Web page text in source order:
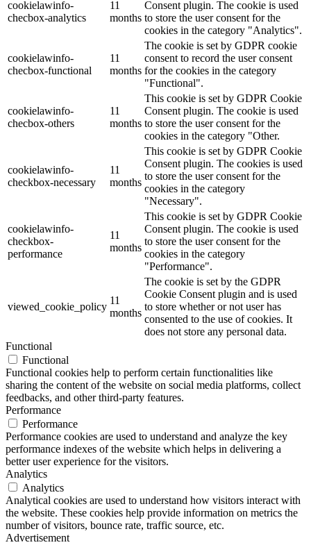
cookielawinfo-
checbox-analytics
11
months
Consent plugin. The cookie is used
to store the user consent for the
cookies in the category "Analytics".
cookielawinfo-
checbox-functional
11
months
The cookie is set by GDPR cookie
consent to record the user consent
for the cookies in the category
"Functional".
cookielawinfo-
checbox-others
11
months
This cookie is set by GDPR Cookie
Consent plugin. The cookie is used
to store the user consent for the
cookies in the category "Other.
cookielawinfo-
checkbox-necessary
11
months
This cookie is set by GDPR Cookie
Consent plugin. The cookies is used
to store the user consent for the
cookies in the category
"Necessary".
cookielawinfo-
checkbox-
performance
11
months
This cookie is set by GDPR Cookie
Consent plugin. The cookie is used
to store the user consent for the
cookies in the category
"Performance".
viewed_cookie_policy
11
months
The cookie is set by the GDPR
Cookie Consent plugin and is used
to store whether or not user has
consented to the use of cookies. It
does not store any personal data.
Functional
Functional
Functional cookies help to perform certain functionalities like
sharing the content of the website on social media platforms, collect
feedbacks, and other third-party features.
Performance
Performance
Performance cookies are used to understand and analyze the key
performance indexes of the website which helps in delivering a
better user experience for the visitors.
Analytics
Analytics
Analytical cookies are used to understand how visitors interact with
the website. These cookies help provide information on metrics the
number of visitors, bounce rate, traffic source, etc.
Advertisement